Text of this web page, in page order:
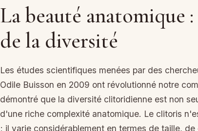
La beauté anatomique
de la diversité
Les études scientifiques menées par des
Odile Buisson en 2009 ont révolutionné notre
démontré que la diversité clitoridienne est non
d'une riche complexité anatomique. Le clitoris
; il varie considérablement en termes de taille,